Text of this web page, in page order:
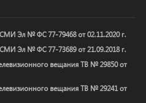
Эл № ФС 77-79468 от 02.11.2020 г.
Эл № ФС 77-73689 от 21.09.2018 г.
вещания ТВ № 29850 от
вещания ТВ № 29241 от